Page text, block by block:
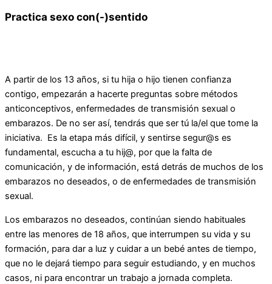
Practica sexo con(-)sentido
A partir de los 13 años, si tu hija o hijo tienen confianza
contigo, empezarán a hacerte preguntas sobre métodos
anticonceptivos, enfermedades de transmisión sexual o
embarazos. De no ser así, tendrás que ser tú la/el que tome la
iniciativa. Es la etapa más difícil, y sentirse segur@s es
fundamental, escucha a tu hij@, por que la falta de
comunicación, y de información, está detrás de muchos de los
embarazos no deseados, o de enfermedades de transmisión
sexual.
Los embarazos no deseados, continúan siendo habituales
entre las menores de 18 años, que interrumpen su vida y su
formación, para dar a luz y cuidar a un bebé antes de tiempo,
que no le dejará tiempo para seguir estudiando, y en muchos
casos, ni para encontrar un trabajo a jornada completa.